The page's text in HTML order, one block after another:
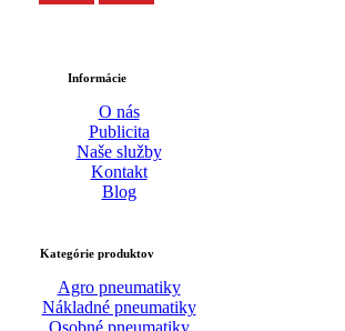
Informácie
O nás
Publicita
Naše služby
Kontakt
Blog
Kategórie produktov
Agro pneumatiky
Nákladné pneumatiky
Osobné pneumatiky